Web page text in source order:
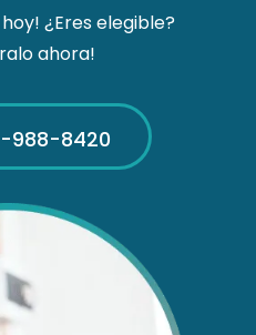
¿Eres elegible?
ahora!
988-8420